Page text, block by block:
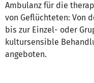
Ambulanz für die
von Geflüchteten: Von
bis zur Einzel- oder
kultursensible
angeboten.